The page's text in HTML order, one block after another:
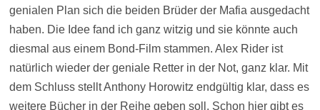
genialen Plan sich die beiden Brüder der Mafia ausgedacht
haben. Die Idee fand ich ganz witzig und sie könnte auch
diesmal aus einem Bond-Film stammen. Alex Rider ist
natürlich wieder der geniale Retter in der Not, ganz klar. Mit
dem Schluss stellt Anthony Horowitz endgültig klar, dass es
weitere Bücher in der Reihe geben soll. Schon hier gibt es